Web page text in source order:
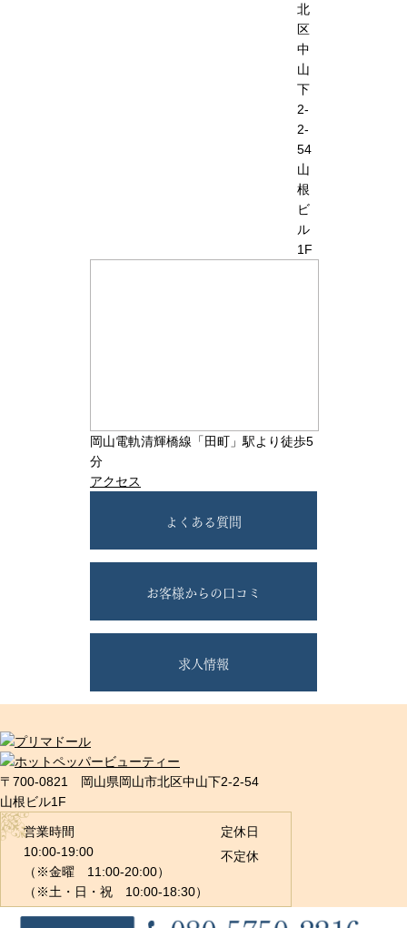
北
区
中
山
下
2-
2-
54
山
根
ビ
ル
1F
岡山電軌清輝橋線「田町」駅より徒歩5
分
アクセス
よくある質問
お客様からの口コミ
求人情報
〒700-0821 岡山県岡山市北区中山下2-2-54
山根ビル1F
営業時間
10:00-19:00
（※金曜 11:00-20:00）
（※土・日・祝 10:00-18:30）
定休日
不定休